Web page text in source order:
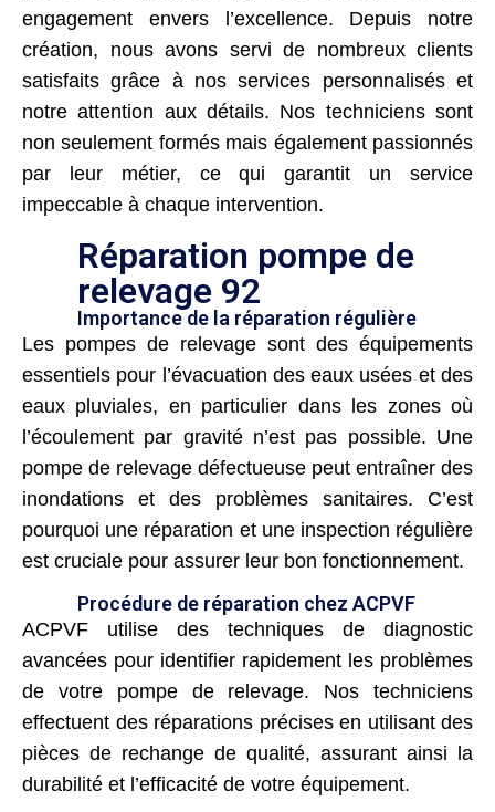
engagement envers l’excellence. Depuis notre
création, nous avons servi de nombreux clients
satisfaits grâce à nos services personnalisés et
notre attention aux détails. Nos techniciens sont
non seulement formés mais également passionnés
par leur métier, ce qui garantit un service
impeccable à chaque intervention.
Réparation pompe de
relevage 92
Importance de la réparation régulière
Les pompes de relevage sont des équipements
essentiels pour l’évacuation des eaux usées et des
eaux pluviales, en particulier dans les zones où
l’écoulement par gravité n’est pas possible. Une
pompe de relevage défectueuse peut entraîner des
inondations et des problèmes sanitaires. C’est
pourquoi une réparation et une inspection régulière
est cruciale pour assurer leur bon fonctionnement.
Procédure de réparation chez ACPVF
ACPVF utilise des techniques de diagnostic
avancées pour identifier rapidement les problèmes
de votre pompe de relevage. Nos techniciens
effectuent des réparations précises en utilisant des
pièces de rechange de qualité, assurant ainsi la
durabilité et l’efficacité de votre équipement.